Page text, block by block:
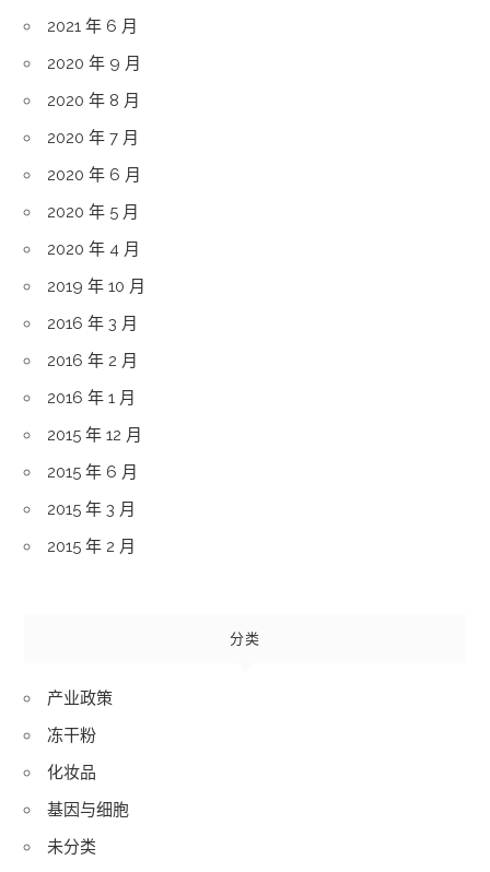
2021 年 6 月
2020 年 9 月
2020 年 8 月
2020 年 7 月
2020 年 6 月
2020 年 5 月
2020 年 4 月
2019 年 10 月
2016 年 3 月
2016 年 2 月
2016 年 1 月
2015 年 12 月
2015 年 6 月
2015 年 3 月
2015 年 2 月
分类
产业政策
冻干粉
化妆品
基因与细胞
未分类